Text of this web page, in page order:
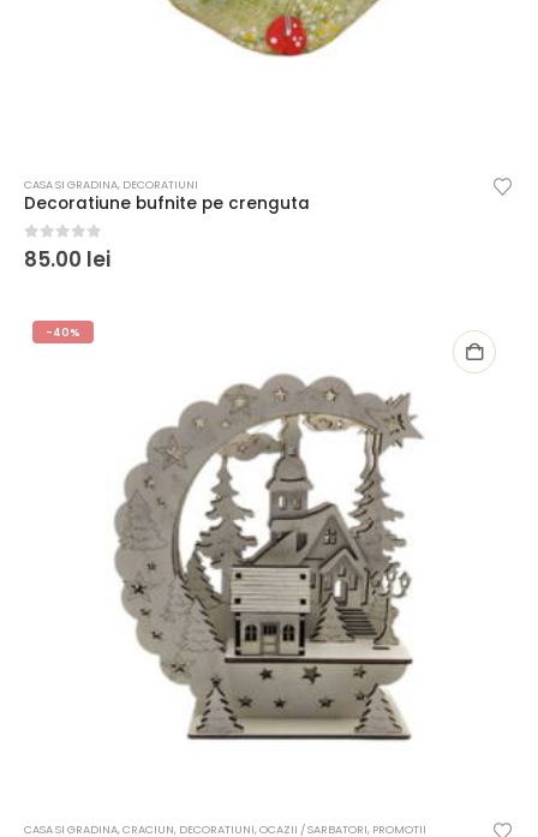
CASA SI GRADINA, DECORATIUNI
Decoratiune bufnite pe crenguta
0out of 5
85.00 lei
-40%
CASA SI GRADINA,CRACIUN, DECORATIUNI,OCAZII / SARBATORI, PROMOTII